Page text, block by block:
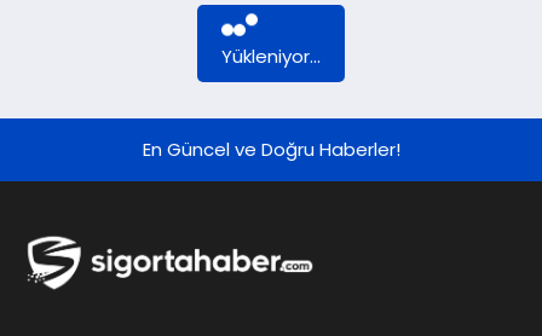
Yükleniyor...
En Güncel ve Doğru Haberler!